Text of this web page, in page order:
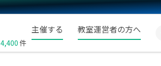
4,400 件
主催する 教室運営者の方へ